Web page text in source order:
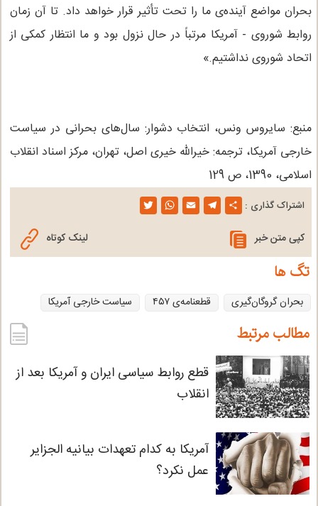
بحران مواضع آینده‌ی ما را تحت تأثیر قرار خواهد داد. تا آن زمان
روابط شوروی - آمریکا مرتباً در حال نزول بود و ما انتظار کمکی از
اتحاد شوروی نداشتیم.»
منبع: سایروس ونس، انتخاب دشوار: سال‌های بحرانی در سیاست
خارجی آمریکا، ترجمه: خیرالله خیری اصل، تهران، مرکز اسناد انقلاب
اسلامی، 1390، ص 129
اشتراک گذاری :
T
i
t
W
a
s
p
E
a
l
T
l
a
m
S
h
a
e
کپی متن خبر لینک کوتاه
تگ ها
بحران گروگان‌گیری قطعنامه‌ی ٤٥٧ سیاست خارجی آمریکا
مطالب مرتبط
قطع روابط سیاسی ایران و آمریکا بعد از
انقلاب
آمریکا به کدام تعهدات بیانیه الجزایر
عمل نکرد؟